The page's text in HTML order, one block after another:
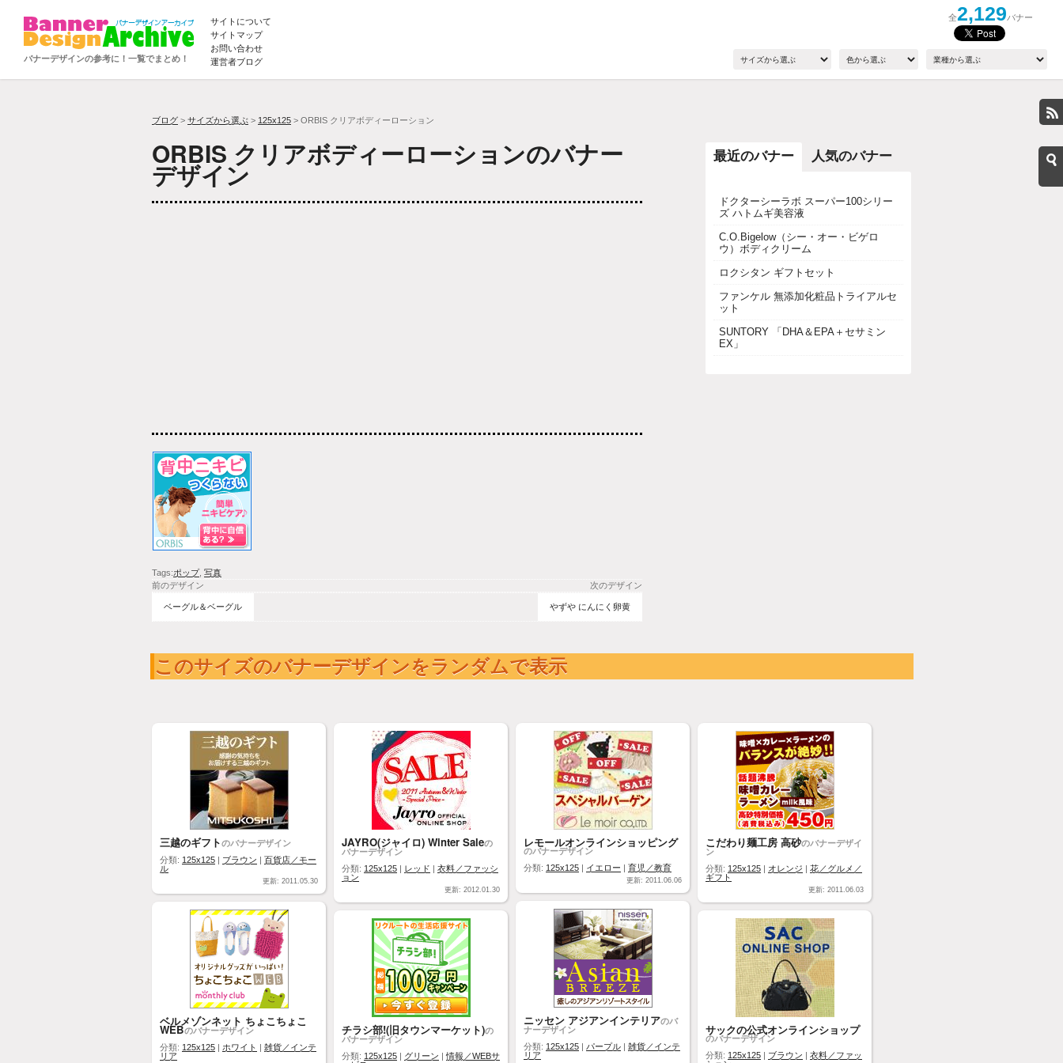
バナーデザインの参考に！一覧でまとめ！
サイトについて
サイトマップ
お問い合わせ
運営者ブログ
全2,129バナー
ブログ > サイズから選ぶ > 125x125 > ORBIS クリアボディーローション
ORBIS クリアボディーローションのバナー
デザイン
Tags:ポップ, 写真
前のデザイン
次のデザイン
ベーグル＆ベーグル やずや にんにく卵黄
最近のバナー 人気のバナー
ドクターシーラボ スーパー100シリー
ズ ハトムギ美容液
C.O.Bigelow（シー・オー・ビゲロ
ウ）ボディクリーム
ロクシタン ギフトセット
ファンケル 無添加化粧品トライアルセ
ット
SUNTORY 「DHA＆EPA＋セサミン
EX」
このサイズのバナーデザインをランダムで表示
三越のギフトのバナーデザイン
分類: 125x125 | ブラウン | 百貨店／モー
ル
更新: 2011.05.30
JAYRO(ジャイロ) Winter Saleの
バナーデザイン
分類: 125x125 | レッド | 衣料／ファッシ
ョン
更新: 2012.01.30
レモールオンラインショッピング
のバナーデザイン
分類: 125x125 | イエロー | 育児／教育
更新: 2011.06.06
こだわり麺工房 高砂のバナーデザイ
ン
分類: 125x125 | オレンジ | 花／グルメ／
ギフト
更新: 2011.06.03
ニッセン アジアンインテリアのバ
ナーデザイン
分類: 125x125 | パープル | 雑貨／インテ
リア
ベルメゾンネット ちょこちょこ
WEBのバナーデザイン
分類: 125x125 | ホワイト | 雑貨／インテ
リア
チラシ部!(旧タウンマーケット)の
バナーデザイン
分類: 125x125 | グリーン |情報／WEBサ
サックの公式オンラインショップ
のバナーデザイン
分類: 125x125 | ブラウン | 衣料／ファッ